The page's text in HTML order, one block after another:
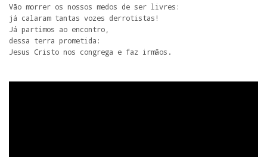
Vão morrer os nossos medos de ser livres:
já calaram tantas vozes derrotistas!
Já partimos ao encontro,
dessa terra prometida:
Jesus Cristo nos congrega e faz irmãos.